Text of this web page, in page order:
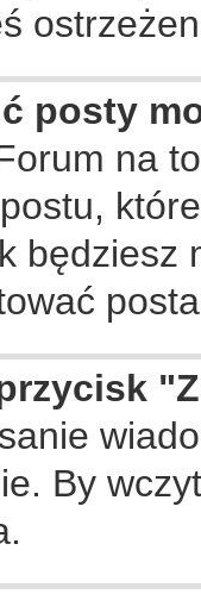
posty
na
będziesz
By